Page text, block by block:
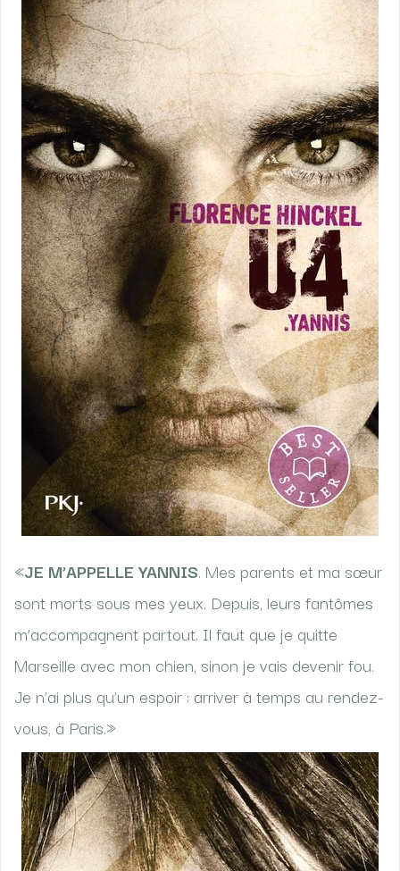
«JE M’APPELLE YANNIS. Mes parents et ma sœur
sont morts sous mes yeux. Depuis, leurs fantômes
m’accompagnent partout. Il faut que je quitte
Marseille avec mon chien, sinon je vais devenir fou.
Je n’ai plus qu’un espoir : arriver à temps au rendez-
vous, à Paris.»